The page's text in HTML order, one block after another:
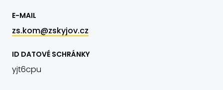
E-MAIL
zs.kom@zskyjov.cz
ID DATOVÉ SCHRÁNKY
yjt6cpu